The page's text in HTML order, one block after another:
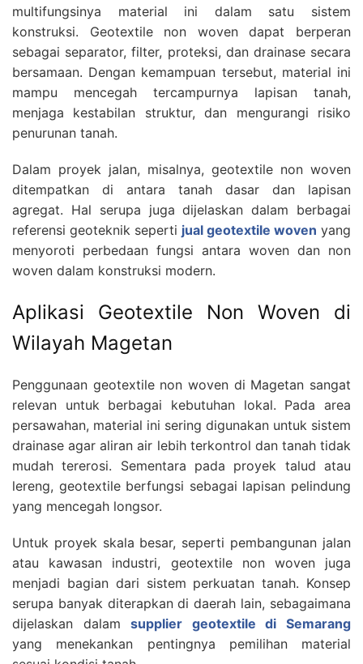
multifungsinya material ini dalam satu sistem
konstruksi. Geotextile non woven dapat berperan
sebagai separator, filter, proteksi, dan drainase secara
bersamaan. Dengan kemampuan tersebut, material ini
mampu mencegah tercampurnya lapisan tanah,
menjaga kestabilan struktur, dan mengurangi risiko
penurunan tanah.
Dalam proyek jalan, misalnya, geotextile non woven
ditempatkan di antara tanah dasar dan lapisan
agregat. Hal serupa juga dijelaskan dalam berbagai
referensi geoteknik seperti jual geotextile woven yang
menyoroti perbedaan fungsi antara woven dan non
woven dalam konstruksi modern.
Aplikasi Geotextile Non Woven di
Wilayah Magetan
Penggunaan geotextile non woven di Magetan sangat
relevan untuk berbagai kebutuhan lokal. Pada area
persawahan, material ini sering digunakan untuk sistem
drainase agar aliran air lebih terkontrol dan tanah tidak
mudah tererosi. Sementara pada proyek talud atau
lereng, geotextile berfungsi sebagai lapisan pelindung
yang mencegah longsor.
Untuk proyek skala besar, seperti pembangunan jalan
atau kawasan industri, geotextile non woven juga
menjadi bagian dari sistem perkuatan tanah. Konsep
serupa banyak diterapkan di daerah lain, sebagaimana
dijelaskan dalamsupplier geotextile di Semarang
yang menekankan pentingnya pemilihan material